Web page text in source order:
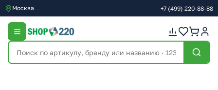
Москва +7 (499) 220-88-88